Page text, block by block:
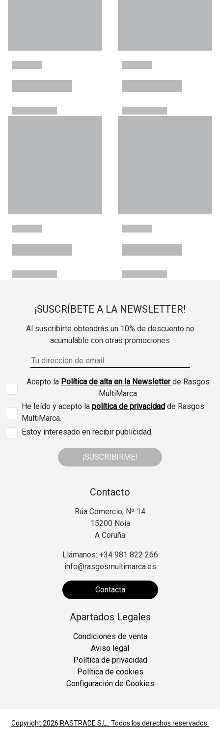
¡SUSCRÍBETE A LA NEWSLETTER!
Al suscribirte obtendrás un 10% de descuento no
acumulable con otras promociones
Acepto la Política de alta en la Newsletterde Rasgos
MultiMarca
He leído y acepto la política de privacidad de Rasgos
MultiMarca.
Estoy interesado en recibir publicidad.
¡SUSCRIBIRME!
Contacto
Rúa Comercio, Nº 14
15200 Noia
A Coruña
Llámanos: +34 981 822 266
info@rasgosmultimarca.es
Contacta
Apartados Legales
Condiciones de venta
Aviso legal
Política de privacidad
Política de cookies
Configuración de Cookies
Copyright 2026 RASTRADE S.L.. Todos los derechos reservados.